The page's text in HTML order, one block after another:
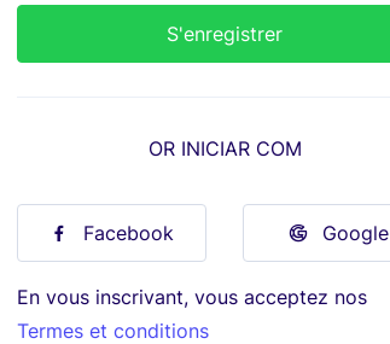
OR INICIAR COM
Facebook Google
En vous inscrivant, vous acceptez nos
Termes et conditions